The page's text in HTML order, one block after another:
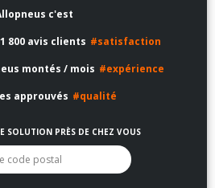
c'est
800 avis clients #satisfaction
montés / mois #expérience
approuvés #qualité
SOLUTION PRÈS DE CHEZ VOUS
sous le champ de recherche sera filtrée